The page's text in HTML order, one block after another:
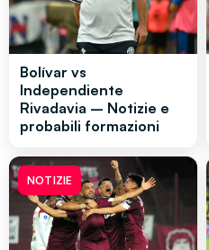
Bolívar vs
Independiente
Rivadavia – Notizie e
probabili formazioni
NOTIZIE